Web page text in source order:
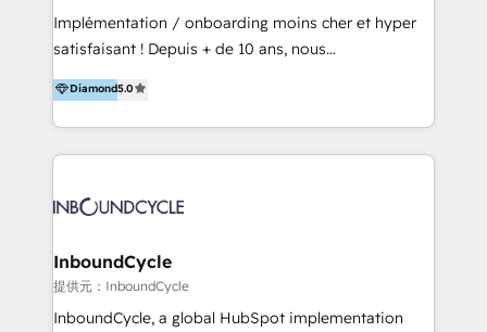
WooCommerce 💲 Stripe or Paypal 💰 Sage or
Netsuite 🤖 Google or Microsoft ✍️ DocuSign or
the rare Advanced "Custom Integrations"
Accreditation, securely sync data across... 🔄 any
new HubSpot portal with Advanced Website and
CRM Migrations using our in-house "HubScrub" Tool.
Implémentation / onboarding moins cher et hyper
satisfaisant ! Depuis + de 10 ans, nous
accompagnons des entreprises dans
l’automatisation de leur croissance digitale via
HubSpot avec une approche compétitive. Nous
aidons nos clients à générer plus de RDV en
sommes une agence d’Inbound marketing et sales à
Diamond5.0
InboundCycle
提供元：InboundCycle
InboundCycle, a global HubSpot implementation